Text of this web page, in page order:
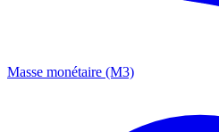
Masse monétaire (M3)